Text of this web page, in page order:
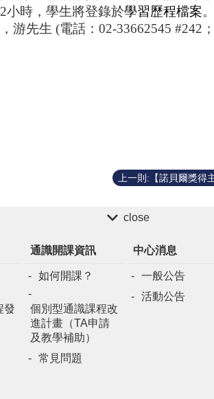
2小時，學生將登錄於學習歷程檔案。
游先生 (電話： 02-33662545 #242
close
發
通識開課資訊
如何開課？
個別型通識課程改
進計畫（TA申請
及教學補助）
常見問題
中心消息
一般公告
活動公告